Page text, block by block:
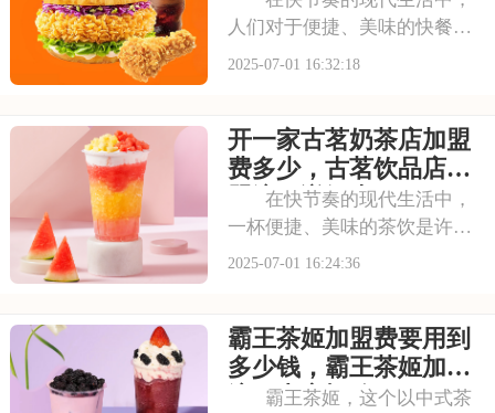
人们对于便捷、美味的快餐需
求日益增长。塔斯汀汉堡以其
的热门加盟项目。塔斯汀的汉
堡系列丰富多样，既有经典的
牛肉汉堡，又有创新
2025-07-01 16:32:18
开一家古茗奶茶店加盟
费多少，古茗饮品店加
盟流程详细表
在快节奏的现代生活中，
一杯便捷、美味的茶饮是许多
人日常的必需品。古茗以其独
择。走进古茗的店铺，那浓郁
的茶香与清新的果香交织，让
人瞬间放松身心。那么
2025-07-01 16:24:36
霸王茶姬加盟费要用到
多少钱，霸王茶姬加盟
流程内容概览
霸王茶姬，这个以中式茶